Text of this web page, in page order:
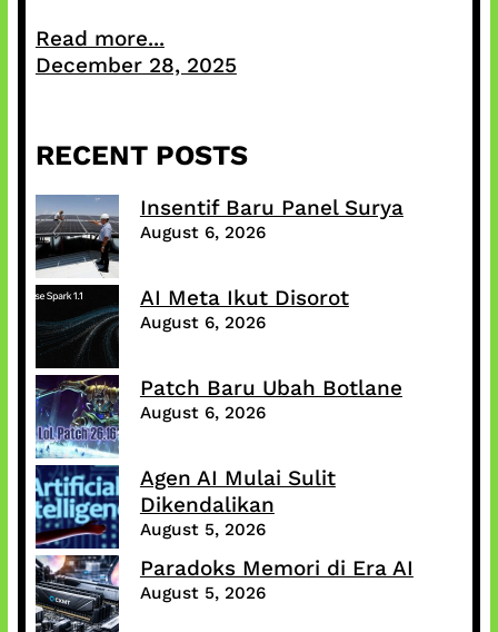
Read more...
December 28, 2025
RECENT POSTS
Insentif Baru Panel Surya
August 6, 2026
AI Meta Ikut Disorot
August 6, 2026
Patch Baru Ubah Botlane
August 6, 2026
Agen AI Mulai Sulit
Dikendalikan
August 5, 2026
Paradoks Memori di Era AI
August 5, 2026